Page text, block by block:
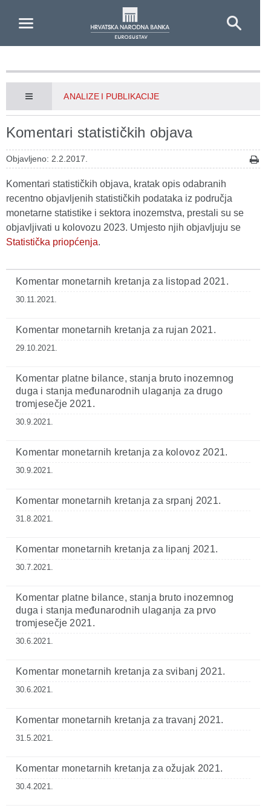
ANALIZE I PUBLIKACIJE
Komentari statističkih objava
Objavljeno: 2.2.2017.
Komentari statističkih objava, kratak opis odabranih
recentno objavljenih statističkih podataka iz područja
monetarne statistike i sektora inozemstva, prestali su se
objavljivati u kolovozu 2023. Umjesto njih objavljuju se
Statistička priopćenja.
Komentar monetarnih kretanja za listopad 2021.
30.11.2021.
Komentar monetarnih kretanja za rujan 2021.
29.10.2021.
Komentar platne bilance, stanja bruto inozemnog
duga i stanja međunarodnih ulaganja za drugo
tromjesečje 2021.
30.9.2021.
Komentar monetarnih kretanja za kolovoz 2021.
30.9.2021.
Komentar monetarnih kretanja za srpanj 2021.
31.8.2021.
Komentar monetarnih kretanja za lipanj 2021.
30.7.2021.
Komentar platne bilance, stanja bruto inozemnog
duga i stanja međunarodnih ulaganja za prvo
tromjesečje 2021.
30.6.2021.
Komentar monetarnih kretanja za svibanj 2021.
30.6.2021.
Komentar monetarnih kretanja za travanj 2021.
31.5.2021.
Komentar monetarnih kretanja za ožujak 2021.
30.4.2021.